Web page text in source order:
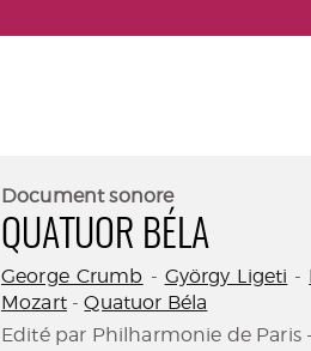
Document sonore
QUATUOR BÉLA
George Crumb - György Ligeti -
Mozart-Quatuor Béla
Edité par Philharmonie de Paris